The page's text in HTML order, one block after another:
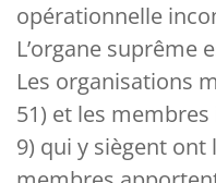
opérationnelle
L’organe suprême
Les organisations
51) et les
9) qui y siègent ont